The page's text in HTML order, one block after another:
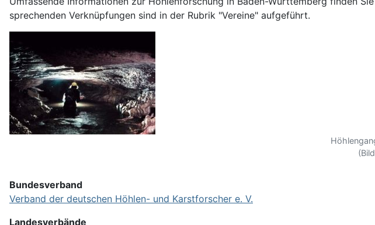
sprechenden Ver­knüpfungen sind in der Rubrik "Ver­eine" auf­geführt.
Bundesverband
Verband der deutschen Höhlen- und Karstforscher e. V.
Landesverbände